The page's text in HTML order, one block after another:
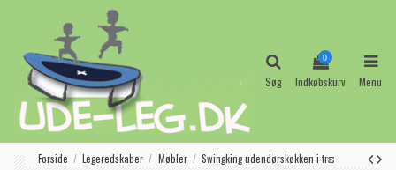
Søg
0
Indkøbskurv Menu
Forside Legeredskaber Møbler Swingking udendørskøkken i træ